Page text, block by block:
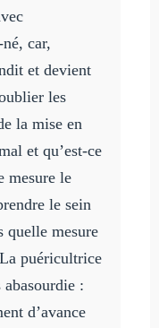
car,
et devient
les
la mise en
et qu’est-ce
mesure le
le sein
quelle mesure
puéricultrice
abasourdie :
d’avance